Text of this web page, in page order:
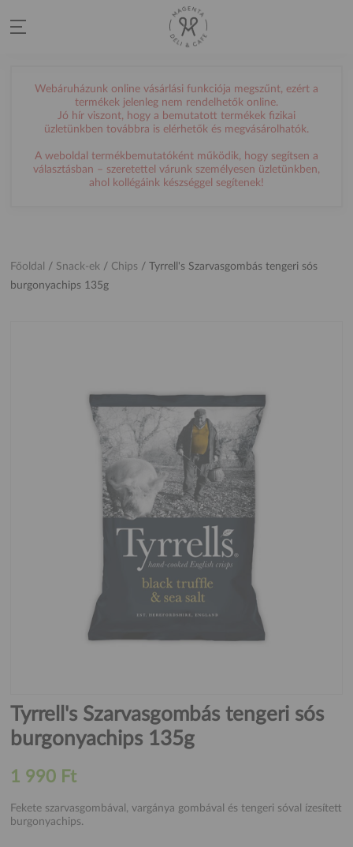
Webáruházunk online vásárlási funkciója megszűnt, ezért a
termékek jelenleg nem rendelhetők online.
Jó hír viszont, hogy a bemutatott termékek fizikai
üzletünkben továbbra is elérhetők és megvásárolhatók.
A weboldal termékbemutatóként működik, hogy segítsen a
választásban – szeretettel várunk személyesen üzletünkben,
ahol kollégáink készséggel segítenek!
Főoldal / Snack-ek / Chips /
Tyrrell's Szarvasgombás tengeri sós
burgonyachips 135g
Tyrrell's Szarvasgombás tengeri sós
burgonyachips 135g
1 990 Ft
Fekete szarvasgombával, vargánya gombával és tengeri sóval ízesített
burgonyachips.